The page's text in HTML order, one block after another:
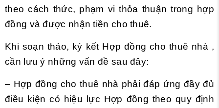
theo cách thức, phạm vi thỏa thuận trong hợp
đồng và được nhận tiền cho thuê.
Khi soạn thảo, ký kết Hợp đồng cho thuê nhà ,
cần lưu ý những vấn đề sau đây:
– Hợp đồng cho thuê nhà phải đáp ứng đầy đủ
điều kiện có hiệu lực Hợp đồng theo quy định